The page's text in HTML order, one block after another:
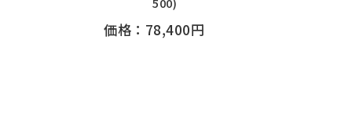
価格：78,400円